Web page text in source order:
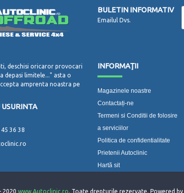
BULETIN INFORMATIV
Emailul Dvs.
deschisi oricaror provocari
depasi limitele..." asta o
amprenta noastra pe
USURINTA
36 38
INFORMAŢII
Magazinele noastre
Contactați-ne
Termeni si Conditii de folosire
a serviciilor
Politica de confidentialitate
Prietenii Autoclinic
Hartă sit
2020 www.Autoclinic.ro. Toate drepturile rezervate. Powered by